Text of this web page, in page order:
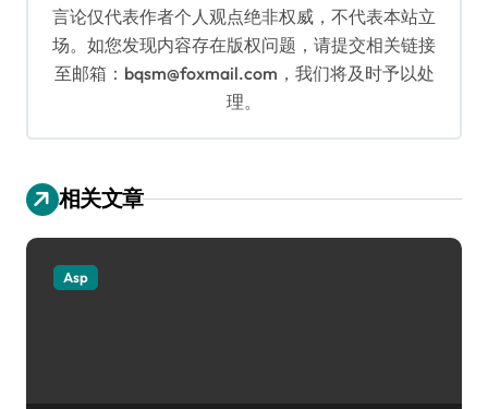
言论仅代表作者个人观点绝非权威，不代表本站立
场。如您发现内容存在版权问题，请提交相关链接
至邮箱：bqsm@foxmail.com，我们将及时予以处
理。
相关文章
Asp